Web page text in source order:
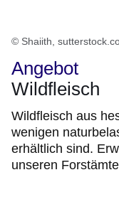
© Shaiith,
Angebot
Wildfleisch
Wildfleisch aus
wenigen
erhältlich sind.
unseren